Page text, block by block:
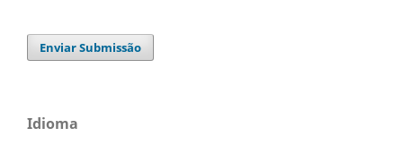
Enviar Submissão
Idioma